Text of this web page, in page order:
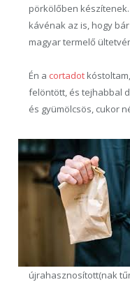
pörkölőben
kávénak az is, hogy
magyar termelő
Én a cortadot
felöntött, és tejhabbal
és gyümölcsös, cukor
újrahasznosított(nak